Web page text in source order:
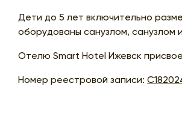
Дети до 5 лет включительно
оборудованы санузлом, санузлом
Отелю Smart Hotel Ижевск
Номер реестровой записи: